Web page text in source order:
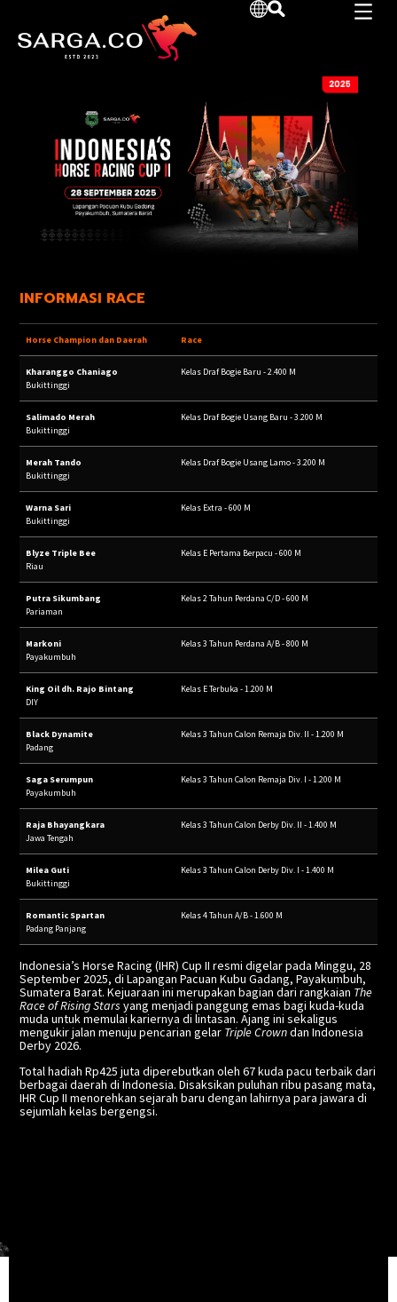
INFORMASI RACE
Indonesia’s Horse Racing (IHR) Cup II resmi digelar pada Minggu, 28
September 2025, di Lapangan Pacuan Kubu Gadang, Payakumbuh,
Sumatera Barat. Kejuaraan ini merupakan bagian dari rangkaian The
Race of Rising Stars yang menjadi panggung emas bagi kuda-kuda
muda untuk memulai kariernya di lintasan. Ajang ini sekaligus
mengukir jalan menuju pencarian gelar Triple Crowndan Indonesia
Derby 2026.
Total hadiah Rp425 juta diperebutkan oleh 67 kuda pacu terbaik dari
berbagai daerah di Indonesia. Disaksikan puluhan ribu pasang mata,
IHR Cup II menorehkan sejarah baru dengan lahirnya para jawara di
sejumlah kelas bergengsi.
Horse Champion dan Daerah Race
Kharanggo Chaniago
Bukittinggi
Kelas Draf Bogie Baru - 2.400 M
Salimado Merah
Bukittinggi
Kelas Draf Bogie Usang Baru - 3.200 M
Merah Tando
Bukittinggi
Kelas Draf Bogie Usang Lamo - 3.200 M
Warna Sari
Bukittinggi
Kelas Extra - 600 M
Blyze Triple Bee
Riau
Kelas E Pertama Berpacu - 600 M
Putra Sikumbang
Pariaman
Kelas 2 Tahun Perdana C/D - 600 M
Markoni
Payakumbuh
Kelas 3 Tahun Perdana A/B - 800 M
King Oil dh. Rajo Bintang
DIY
Kelas E Terbuka - 1.200 M
Black Dynamite
Padang
Kelas 3 Tahun Calon Remaja Div. II - 1.200 M
Saga Serumpun
Payakumbuh
Kelas 3 Tahun Calon Remaja Div. I - 1.200 M
Raja Bhayangkara
Jawa Tengah
Kelas 3 Tahun Calon Derby Div. II - 1.400 M
Milea Guti
Bukittinggi
Kelas 3 Tahun Calon Derby Div. I - 1.400 M
Romantic Spartan
Padang Panjang
Kelas 4 Tahun A/B - 1.600 M